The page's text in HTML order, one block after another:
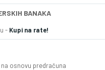
BANAKA
- Kupi na rate!
osnovu predračuna